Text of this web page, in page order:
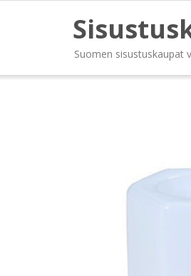
Suomen sisustuskaupat